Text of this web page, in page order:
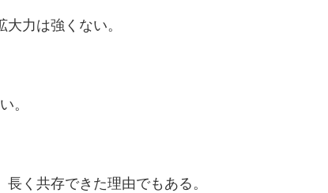
力は強くない。
。
く共存できた理由でもある。